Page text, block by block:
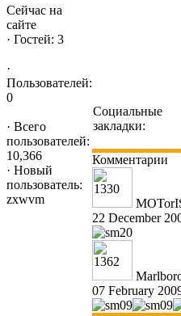
Сейчас на
сайте
· Гостей: 3
·
Пользователей:
0
· Всего
пользователей:
10,366
· Новый
пользователь:
zxwvm
Социальные
закладки:
Комментарии
22 December
07 February